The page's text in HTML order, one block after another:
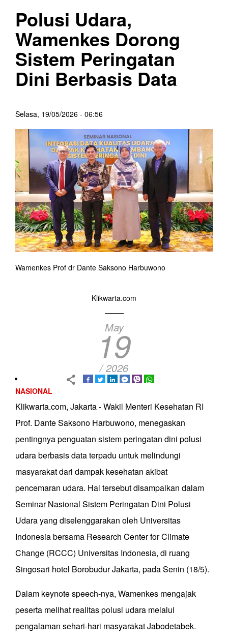
Polusi Udara,
Wamenkes Dorong
Sistem Peringatan
Dini Berbasis Data
Selasa, 19/05/2026 - 06:56
Wamenkes Prof dr Dante Saksono Harbuwono
Klikwarta.com
May
19
/ 2026
NASIONAL
Klikwarta.com, Jakarta - Wakil Menteri Kesehatan RI
Prof. Dante Saksono Harbuwono, menegaskan
pentingnya penguatan sistem peringatan dini polusi
udara berbasis data terpadu untuk melindungi
masyarakat dari dampak kesehatan akibat
pencemaran udara. Hal tersebut disampaikan dalam
Seminar Nasional Sistem Peringatan Dini Polusi
Udara yang diselenggarakan oleh Universitas
Indonesia bersama Research Center for Climate
Change (RCCC) Universitas Indonesia, di ruang
Singosari hotel Borobudur Jakarta, pada Senin (18/5).
Dalam keynote speech-nya, Wamenkes mengajak
peserta melihat realitas polusi udara melalui
pengalaman sehari-hari masyarakat Jabodetabek.